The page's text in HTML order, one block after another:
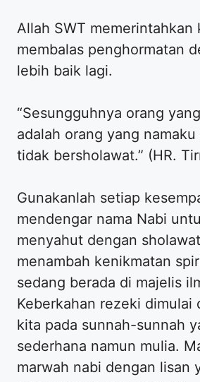
Allah SWT memerintahkan
membalas penghormatan
lebih baik lagi.
“Sesungguhnya orang
adalah orang yang
tidak bersholawat.” (HR.
Gunakanlah setiap
mendengar nama Nabi
menyahut dengan
menambah kenikmatan
sedang berada di majelis
Keberkahan rezeki dimulai
kita pada sunnah-sunnah
sederhana namun mulia.
marwah nabi dengan lisan